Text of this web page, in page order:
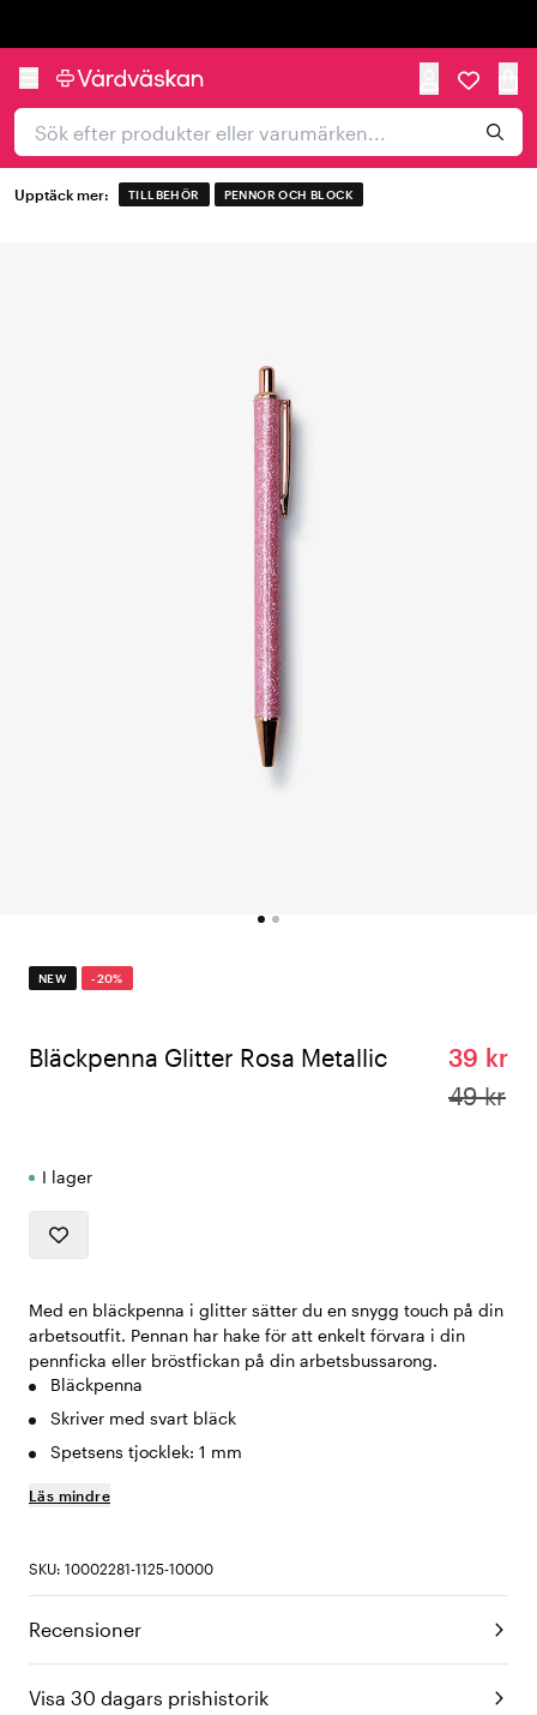
Upptäck mer: TILLBEHÖR PENNOR OCH BLOCK
NEW -20%
Bläckpenna Glitter Rosa Metallic
39 kr
49 kr
I lager
Med en bläckpenna i glitter sätter du en snygg touch på din
arbetsoutfit. Pennan har hake för att enkelt förvara i din
pennficka eller bröstfickan på din arbetsbussarong.
Bläckpenna
Skriver med svart bläck
Spetsens tjocklek: 1 mm
Läs mindre
SKU: 10002281-1125-10000
Recensioner
Visa 30 dagars prishistorik